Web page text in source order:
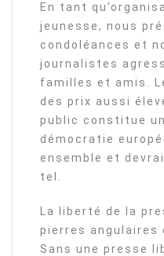
En tant
jeunesse, nous
condoléances et
journalistes
familles et amis.
des prix aussi
public constitue
démocratie
ensemble et
tel.
La liberté de la
pierres angulaires
Sans une presse